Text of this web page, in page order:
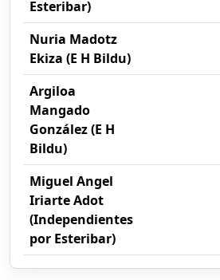
Esteribar)
Nuria Madotz
Ekiza (E H Bildu)
Argiloa
Mangado
González (E H
Bildu)
Miguel Angel
Iriarte Adot
(Independientes
por Esteribar)